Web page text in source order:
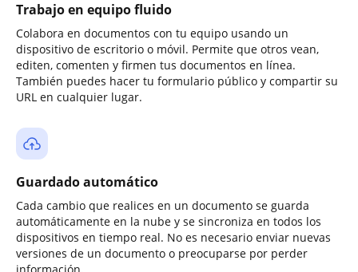
Trabajo en equipo fluido
Colabora en documentos con tu equipo usando un
dispositivo de escritorio o móvil. Permite que otros vean,
editen, comenten y firmen tus documentos en línea.
También puedes hacer tu formulario público y compartir su
URL en cualquier lugar.
Guardado automático
Cada cambio que realices en un documento se guarda
automáticamente en la nube y se sincroniza en todos los
dispositivos en tiempo real. No es necesario enviar nuevas
versiones de un documento o preocuparse por perder